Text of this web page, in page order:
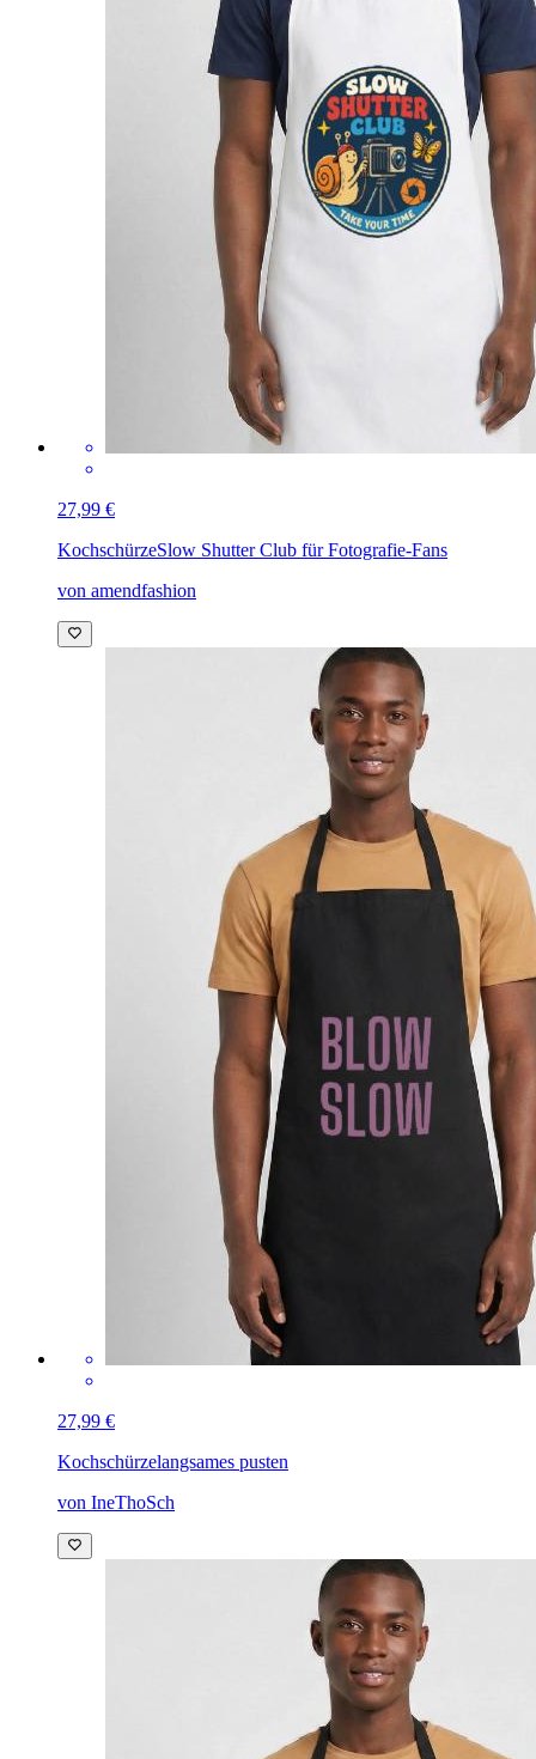
27,99 €
KochschürzeSlow Shutter Club für Fotografie-Fans
von amendfashion
27,99 €
Kochschürzelangsames pusten
von IneThoSch